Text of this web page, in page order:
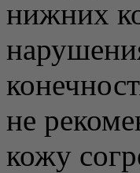
нижних
не
кожу